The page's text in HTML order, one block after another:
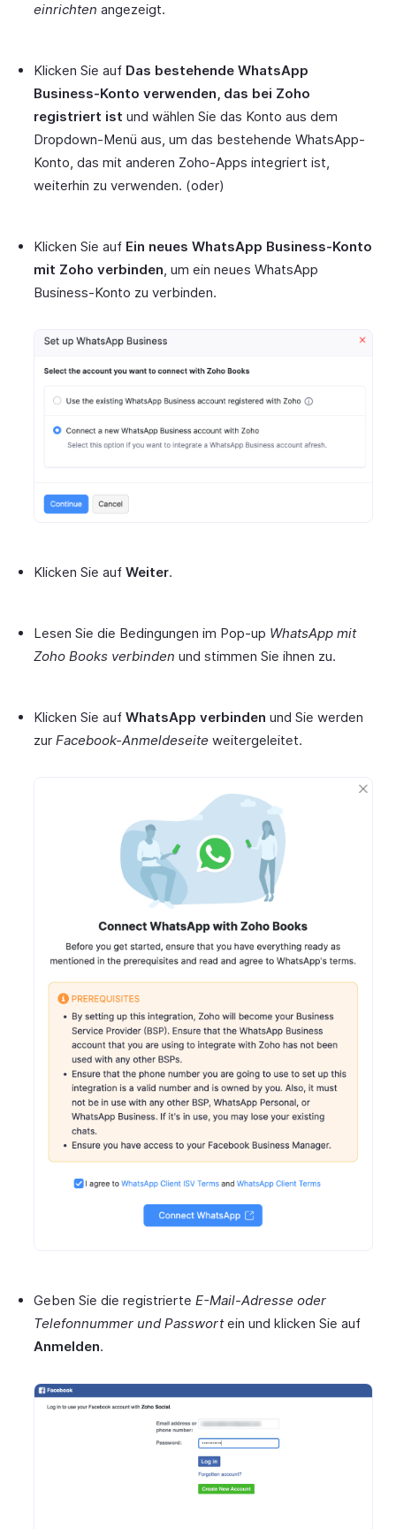
einrichten angezeigt.
Klicken Sie auf Das bestehende WhatsApp
Business-Konto verwenden, das bei Zoho
registriert ist und wählen Sie das Konto aus dem
Dropdown-Menü aus, um das bestehende WhatsApp-
Konto, das mit anderen Zoho-Apps integriert ist,
weiterhin zu verwenden. (oder)
Klicken Sie auf Ein neues WhatsApp Business-Konto
mit Zoho verbinden, um ein neues WhatsApp
Business-Konto zu verbinden.
Klicken Sie auf Weiter.
Lesen Sie die Bedingungen im Pop-up WhatsApp mit
Zoho Books verbinden und stimmen Sie ihnen zu.
Klicken Sie auf WhatsApp verbinden und Sie werden
zur Facebook-Anmeldeseite weitergeleitet.
Geben Sie die registrierte E-Mail-Adresse oder
Telefonnummer und Passwortein und klicken Sie auf
Anmelden.